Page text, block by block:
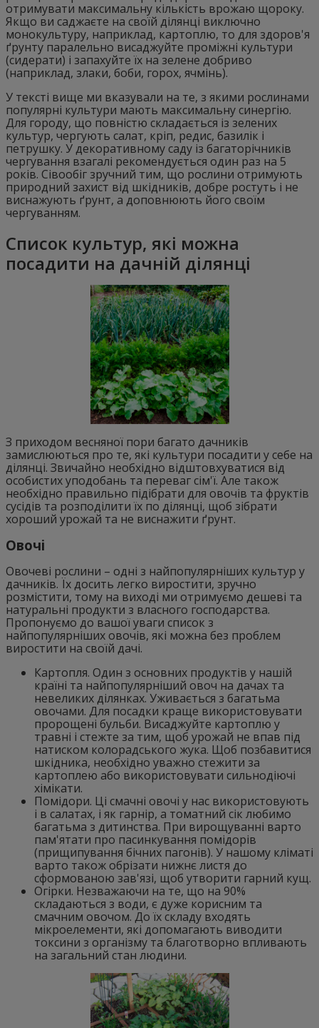
отримувати максимальну кількість врожаю щороку.
Якщо ви саджаєте на своїй ділянці виключно
монокультуру, наприклад, картоплю, то для здоров'я
ґрунту паралельно висаджуйте проміжні культури
(сидерати) і запахуйте їх на зелене добриво
(наприклад, злаки, боби, горох, ячмінь).
У тексті вище ми вказували на те, з якими рослинами
популярні культури мають максимальну синергію.
Для городу, що повністю складається із зелених
культур, чергують салат, кріп, редис, базилік і
петрушку. У декоративному саду із багаторічників
чергування взагалі рекомендується один раз на 5
років. Сівообіг зручний тим, що рослини отримують
природний захист від шкідників, добре ростуть і не
виснажують ґрунт, а доповнюють його своїм
чергуванням.
Список культур, які можна
посадити на дачній ділянці
З приходом весняної пори багато дачників
замислюються про те, які культури посадити у себе на
ділянці. Звичайно необхідно відштовхуватися від
особистих уподобань та переваг сім'ї. Але також
необхідно правильно підібрати для овочів та фруктів
сусідів та розподілити їх по ділянці, щоб зібрати
хороший урожай та не виснажити ґрунт.
Овочі
Овочеві рослини – одні з найпопулярніших культур у
дачників. Їх досить легко виростити, зручно
розмістити, тому на виході ми отримуємо дешеві та
натуральні продукти з власного господарства.
Пропонуємо до вашої уваги список з
найпопулярніших овочів, які можна без проблем
виростити на своїй дачі.
Картопля. Один з основних продуктів у нашій
країні та найпопулярніший овоч на дачах та
невеликих ділянках. Уживається з багатьма
овочами. Для посадки краще використовувати
пророщені бульби. Висаджуйте картоплю у
травні і стежте за тим, щоб урожай не впав під
натиском колорадського жука. Щоб позбавитися
шкідника, необхідно уважно стежити за
картоплею або використовувати сильнодіючі
хімікати.
Помідори. Ці смачні овочі у нас використовують
і в салатах, і як гарнір, а томатний сік любимо
багатьма з дитинства. При вирощуванні варто
пам'ятати про пасинкування помідорів
(прищипування бічних пагонів). У нашому кліматі
варто також обрізати нижнє листя до
сформованою зав'язі, щоб утворити гарний кущ.
Огірки. Незважаючи на те, що на 90%
складаються з води, є дуже корисним та
смачним овочом. До їх складу входять
мікроелементи, які допомагають виводити
токсини з організму та благотворно впливають
на загальний стан людини.